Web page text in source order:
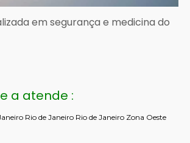
em segurança e medicina do
a atende :
Rio de Janeiro Rio de Janeiro Zona Oeste